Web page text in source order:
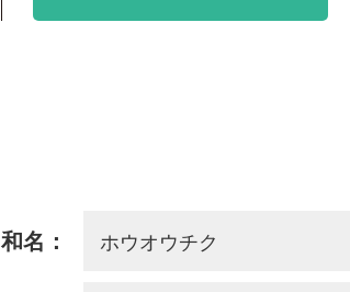
和名： ホウオウチク